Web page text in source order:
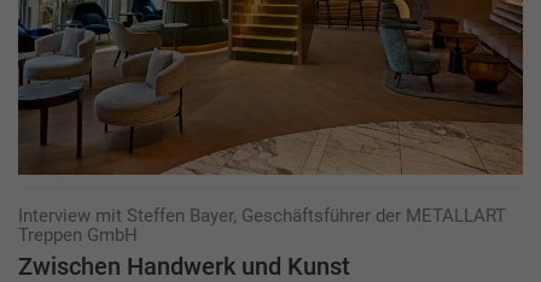
Interview mit Steffen Bayer, Geschäftsführer der METALLART
Treppen GmbH
Zwischen Hand­werk und Kunst